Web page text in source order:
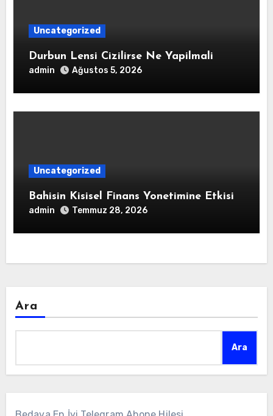
Uncategorized
Durbun Lensi Cizilirse Ne Yapilmali
admin Ağustos 5, 2026
Uncategorized
Bahisin Kisisel Finans Yonetimine Etkisi
admin Temmuz 28, 2026
Ara
Ara